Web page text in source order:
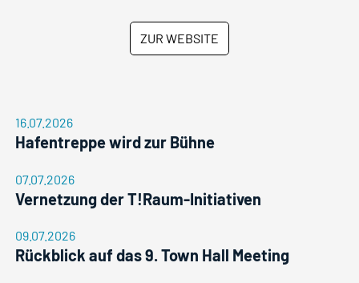
ZUR WEBSITE
16.07.2026
Hafentreppe wird zur Bühne
07.07.2026
Vernetzung der T!Raum-Initiativen
09.07.2026
Rückblick auf das 9. Town Hall Meeting